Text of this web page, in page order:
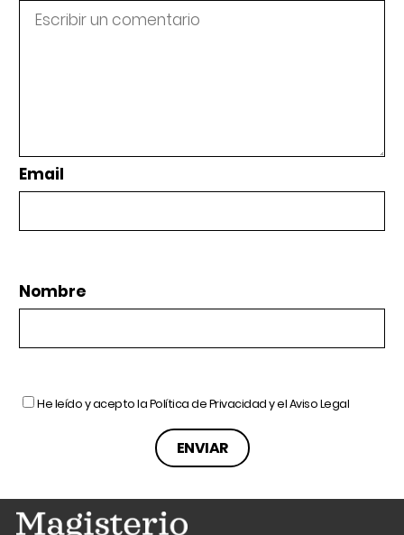
Email
Nombre
He leído y acepto laPolítica de Privacidady elAviso Legal